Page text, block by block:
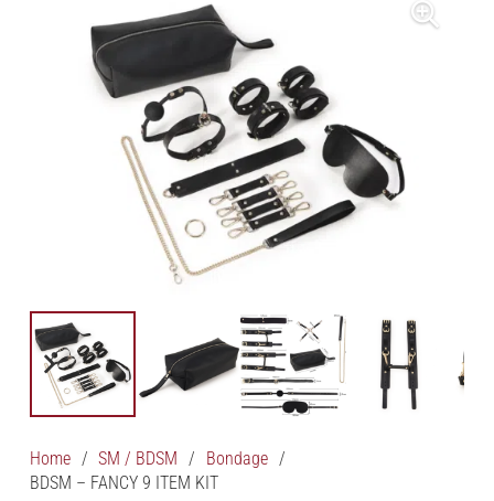
Home / SM / BDSM / Bondage /
BDSM – FANCY 9 ITEM KIT